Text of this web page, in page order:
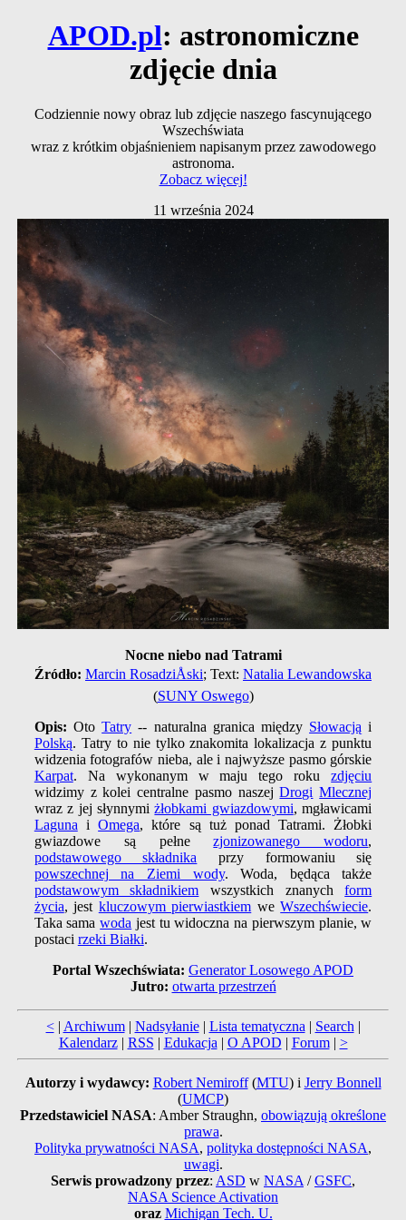
APOD.pl: astronomiczne
zdjęcie dnia
Codziennie nowy obraz lub zdjęcie naszego fascynującego
Wszechświata
wraz z krótkim objaśnieniem napisanym przez zawodowego
astronoma.
Zobacz więcej!
11 września 2024
Nocne niebo nad Tatrami
Źródło: Marcin RosadziÅski; Text: Natalia Lewandowska
(SUNY Oswego)
Opis: OtoTatry -- naturalna granica między Słowacją i
Polską. Tatry to nie tylko znakomita lokalizacja z punktu
widzenia fotografów nieba, ale i najwyższe pasmo górskie
Karpat. Na wykonanym w maju tego rokuzdjęciu
widzimy z kolei centralne pasmo naszejDrogi Mlecznej
wraz z jej słynnymiżłobkami gwiazdowymi, mgławicami
Laguna iOmega, które są tuż ponad Tatrami. Żłobki
gwiazdowe są pełnezjonizowanego wodoru,
podstawowego składnika przy formowaniu się
powszechnej na Ziemi wody. Woda, będąca także
podstawowym składnikiem wszystkich znanychform
życia, jest kluczowym pierwiastkiem weWszechświecie.
Taka samawoda jest tu widoczna na pierwszym planie, w
postaci rzeki Białki.
Portal Wszechświata: Generator Losowego APOD
Jutro: otwarta przestrzeń
<| Archiwum| Nadsyłanie| Lista tematyczna | Search |
Kalendarz| RSS | Edukacja | O APOD | Forum| >
Autorzy i wydawcy: Robert Nemiroff(MTU) i Jerry Bonnell
(UMCP)
Przedstawiciel NASA: Amber Straughn, obowiązują określone
prawa.
Polityka prywatności NASA, polityka dostępności NASA,
uwagi.
Serwis prowadzony przez: ASD w NASA /GSFC,
NASA Science Activation
oraz Michigan Tech. U.